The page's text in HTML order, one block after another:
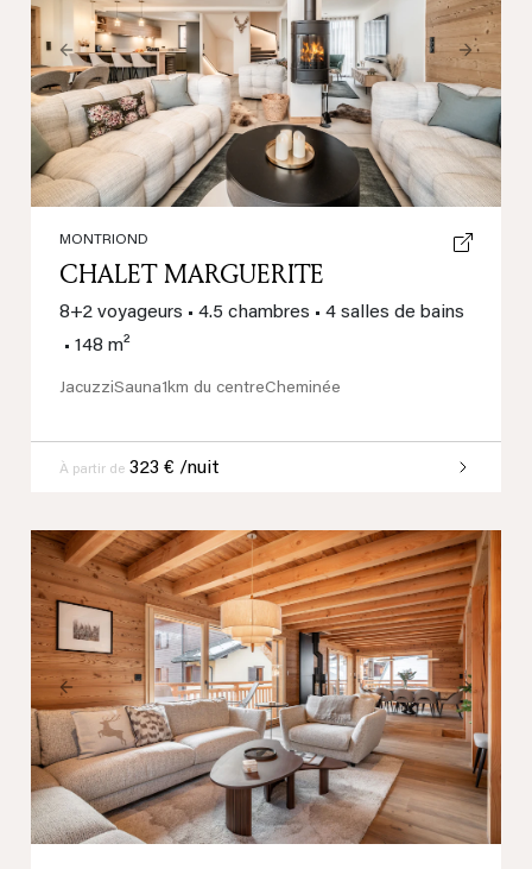
Previous Next
MONTRIOND
CHALET MARGUERITE
8+2 voyageurs • 4.5 chambres • 4 salles de bains
• 148 m²
JacuzziSauna1km du centreCheminée
À partir de 323 € /nuit
Previous Next